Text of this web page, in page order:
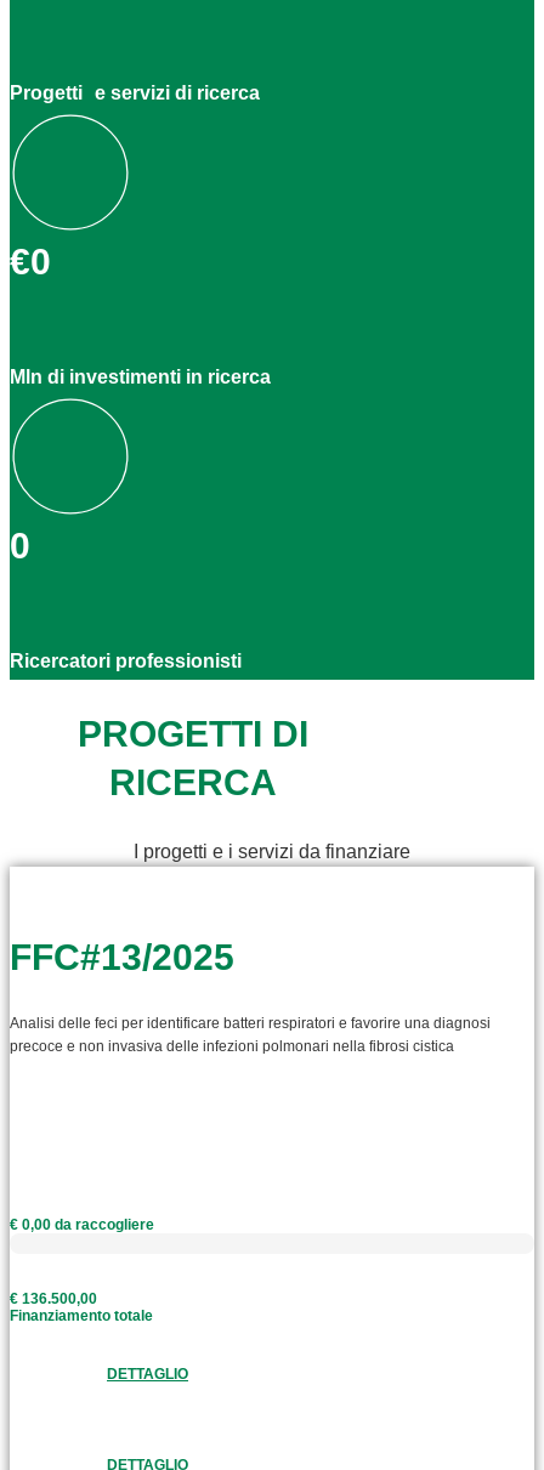
Progetti e servizi di ricerca
€0
Mln di investimenti in ricerca
0
Ricercatori professionisti
PROGETTI DI
RICERCA
I progetti e i servizi da finanziare
FFC#13/2025
Analisi delle feci per identificare batteri respiratori e favorire una diagnosi
precoce e non invasiva delle infezioni polmonari nella fibrosi cistica
€ 0,00 da raccogliere
€ 136.500,00
Finanziamento totale
DETTAGLIO
DETTAGLIO